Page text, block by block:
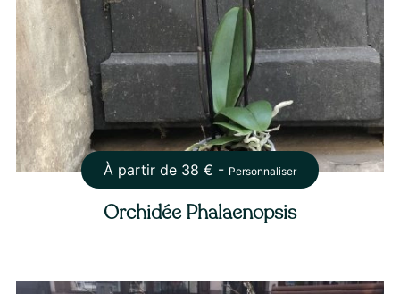
À partir de 38 € - Personnaliser
Orchidée Phalaenopsis